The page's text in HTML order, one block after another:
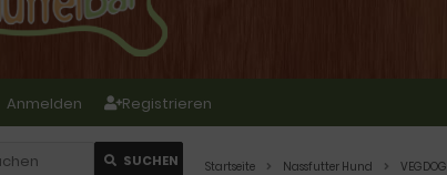
Anmelden Registrieren
Startseite Nassfutter Hund VEGDOG
SUCHEN